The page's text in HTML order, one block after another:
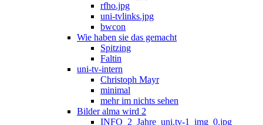
rfho.jpg
uni-tvlinks.jpg
bwcon
Wie haben sie das gemacht
Spitzing
Faltin
uni-tv-intern
Christoph Mayr
minimal
mehr im nichts sehen
Bilder alma wird 2
INFO_2_Jahre_uni.tv-1_img_0.jpg